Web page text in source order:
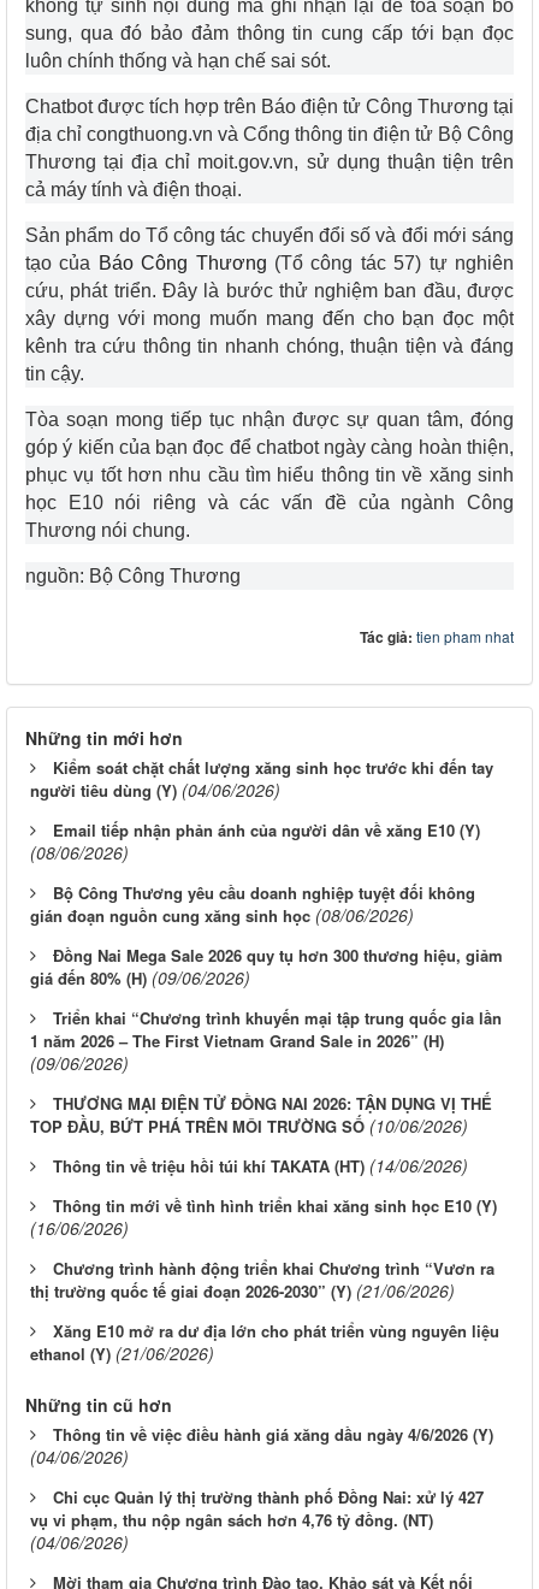
không tự sinh nội dung mà ghi nhận lại để tòa soạn bổ
sung, qua đó bảo đảm thông tin cung cấp tới bạn đọc
luôn chính thống và hạn chế sai sót.
Chatbot được tích hợp trên Báo điện tử Công Thương tại
địa chỉ congthuong.vn và Cổng thông tin điện tử Bộ Công
Thương tại địa chỉ moit.gov.vn, sử dụng thuận tiện trên
cả máy tính và điện thoại.
Sản phẩm do Tổ công tác chuyển đổi số và đổi mới sáng
tạo của Báo Công Thương (Tổ công tác 57) tự nghiên
cứu, phát triển. Đây là bước thử nghiệm ban đầu, được
xây dựng với mong muốn mang đến cho bạn đọc một
kênh tra cứu thông tin nhanh chóng, thuận tiện và đáng
tin cậy.
Tòa soạn mong tiếp tục nhận được sự quan tâm, đóng
góp ý kiến của bạn đọc để chatbot ngày càng hoàn thiện,
phục vụ tốt hơn nhu cầu tìm hiểu thông tin về xăng sinh
học E10 nói riêng và các vấn đề của ngành Công
Thương nói chung.
nguồn: Bộ Công Thương
Tác giả: tien pham nhat
Những tin mới hơn
Kiểm soát chặt chất lượng xăng sinh học trước khi đến tay
người tiêu dùng (Y) (04/06/2026)
Email tiếp nhận phản ánh của người dân về xăng E10 (Y)
(08/06/2026)
Bộ Công Thương yêu cầu doanh nghiệp tuyệt đối không
gián đoạn nguồn cung xăng sinh học (08/06/2026)
Đồng Nai Mega Sale 2026 quy tụ hơn 300 thương hiệu, giảm
giá đến 80% (H) (09/06/2026)
Triển khai “Chương trình khuyến mại tập trung quốc gia lần
1 năm 2026 – The First Vietnam Grand Sale in 2026” (H)
(09/06/2026)
THƯƠNG MẠI ĐIỆN TỬ ĐỒNG NAI 2026: TẬN DỤNG VỊ THẾ
TOP ĐẦU, BỨT PHÁ TRÊN MÔI TRƯỜNG SỐ (10/06/2026)
Thông tin về triệu hồi túi khí TAKATA (HT) (14/06/2026)
Thông tin mới về tình hình triển khai xăng sinh học E10 (Y)
(16/06/2026)
Chương trình hành động triển khai Chương trình “Vươn ra
thị trường quốc tế giai đoạn 2026-2030” (Y) (21/06/2026)
Xăng E10 mở ra dư địa lớn cho phát triển vùng nguyên liệu
ethanol (Y) (21/06/2026)
Những tin cũ hơn
Thông tin về việc điều hành giá xăng dầu ngày 4/6/2026 (Y)
(04/06/2026)
Chi cục Quản lý thị trường thành phố Đồng Nai: xử lý 427
vụ vi phạm, thu nộp ngân sách hơn 4,76 tỷ đồng. (NT)
(04/06/2026)
Mời tham gia Chương trình Đào tạo, Khảo sát và Kết nối